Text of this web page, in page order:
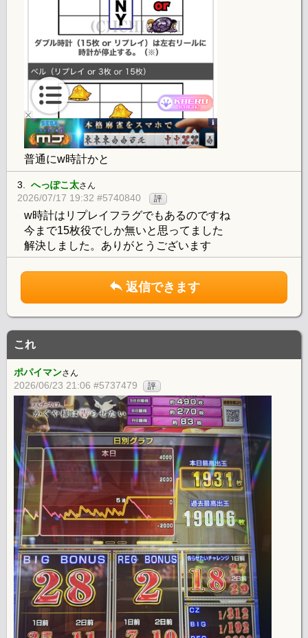
普通にw時計かと
3. へっぽこ太さん
2026/07/17 19:32 #5740840 評
w時計はリプレイフラグでもあるのですね
今まで15枚役でしか無いと思ってました
解決しました。ありがとうございます
返信できます
これ
ポパイマンさん
2026/06/23 21:06 #5737479 評